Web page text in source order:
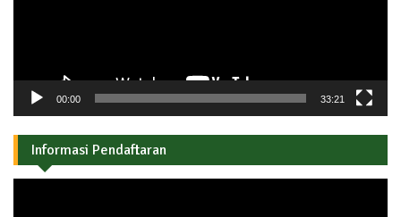
00:00 33:21
Informasi Pendaftaran